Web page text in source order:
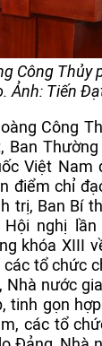
Công Thủy
Ảnh: Tiến
Công
Ban
Việt Nam
điểm chỉ
trị, Ban Bí
Hội nghị
khóa XIII
tổ chức
nước
tinh gọn
các tổ